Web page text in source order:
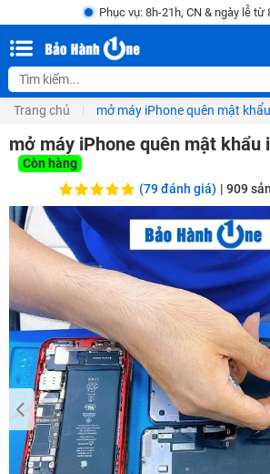
Phục vụ: 8h-21h, CN & ngày lễ từ
Trang chủ mở máy iPhone quên mật
mở máy iPhone quên mật khẩu
Còn hàng
(79 đánh giá) | 909